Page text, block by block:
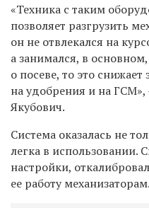
«Техника с таким
позволяет разгрузить
он не отвлекался на
а занимался, в
о посеве, то это снижает
на удобрения и на
Якубович.
Система оказалась не
легка в использовании.
настройки,
ее работу механизаторам.